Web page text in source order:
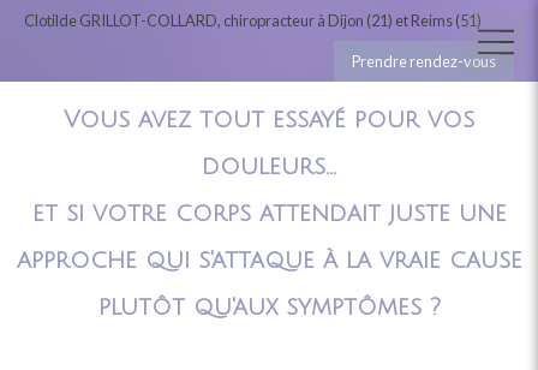
Clotilde GRILLOT-COLLARD, chiropracteur à Dijon (21) et Reims (51)
Prendre rendez-vous
Vous avez tout essayé pour vos
douleurs...
et si votre corps attendait juste une
approche qui s'attaque à la vraie cause
plutôt qu'aux symptômes ?